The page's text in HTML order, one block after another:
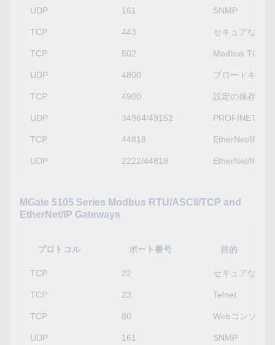
UDP 161 SNMP
TCP 443 セキュアな
TCP 502 Modbus TCPポ
UDP 4800 ブロードキャ
TCP 4900 設定の保存、
UDP 34964/49152 PROFINETポ
TCP 44818 EtherNet/IP接続
UDP 2222/44818 EtherNet/IPメ
MGate 5105 Series Modbus RTU/ASCII/TCP and
EtherNet/IP Gateways
プロトコル ポート番号 目的
TCP 22 セキュアな
TCP 23 Telnet
TCP 80 Webコンソー
UDP 161 SNMP